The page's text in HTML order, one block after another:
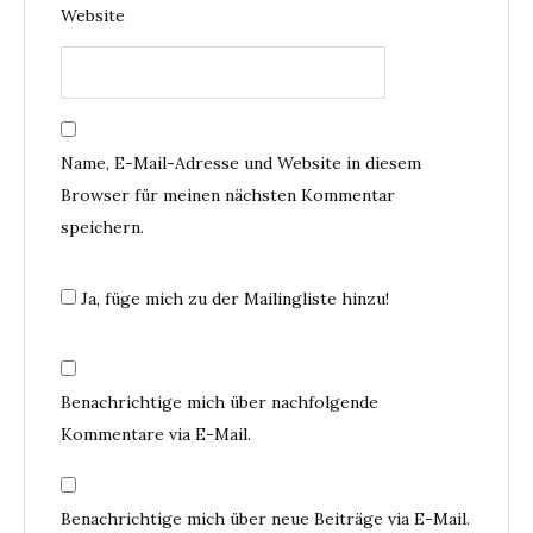
Website
Name, E-Mail-Adresse und Website in diesem
Browser für meinen nächsten Kommentar
speichern.
Ja, füge mich zu der Mailingliste hinzu!
Benachrichtige mich über nachfolgende
Kommentare via E-Mail.
Benachrichtige mich über neue Beiträge via E-Mail.